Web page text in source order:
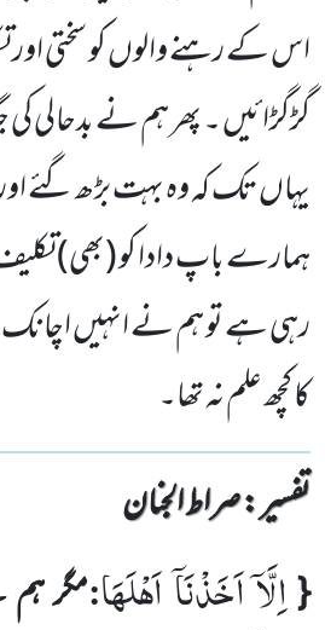
اس کے رہنے والوں کو سختی اور
گڑگڑائیں ۔ پھر ہم نے بدحالی
یہاں تک کہ وہ بہت بڑھ گئے
ہمارے باپ دادا کو (بھی)
رہی ہے تو ہم نے انہیں اچانک
کا کچھ علم نہ تھا۔
تفسیر : ‎صراط الجنان
{اِلَّاۤ اَخَذْنَاۤ اَهْلَهَا:مگر